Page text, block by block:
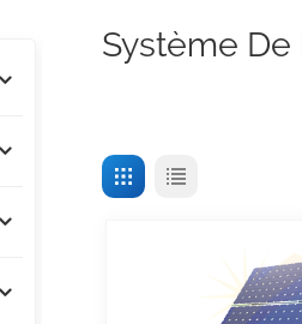
Système